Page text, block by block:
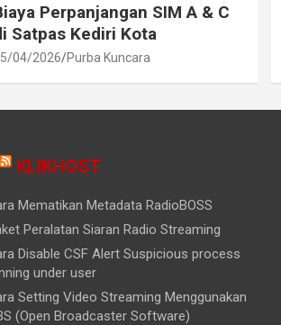
Perpanjangan SIM A & C
Satpas Kediri Kota
04/2026 Purba Kuncara
KLIKHOST
Mematikan Metadata RadioBOSS
Peralatan Siaran Radio Streaming
Disable CSF Alert Suspicious process
under user
Setting Video Streaming Menggunakan
(Open Broadcaster Software)